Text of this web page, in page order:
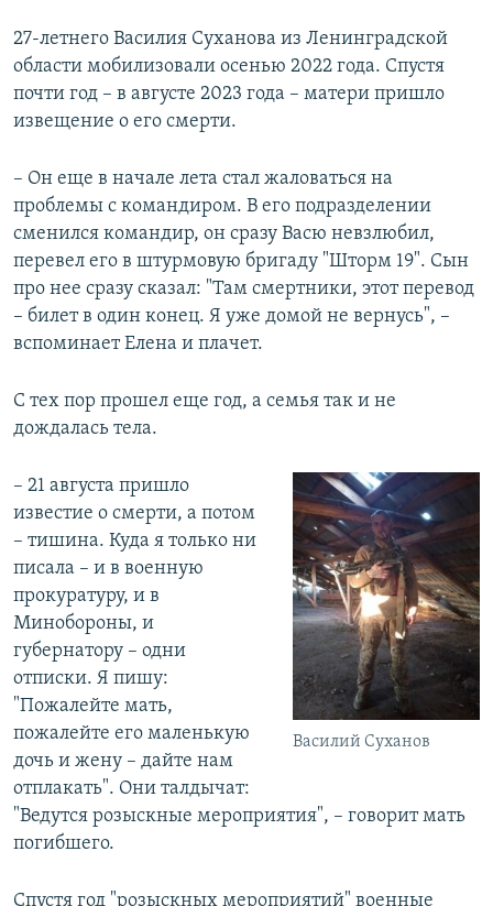
27-летнего Василия Суханова из Ленинградской
области мобилизовали осенью 2022 года. Спустя
почти год – в августе 2023 года – матери пришло
извещение о его смерти.
– Он еще в начале лета стал жаловаться на
проблемы с командиром. В его подразделении
сменился командир, он сразу Васю невзлюбил,
перевел его в штурмовую бригаду "Шторм 19". Сын
про нее сразу сказал: "Там смертники, этот перевод
– билет в один конец. Я уже домой не вернусь", –
вспоминает Елена и плачет.
С тех пор прошел еще год, а семья так и не
дождалась тела.
Василий Суханов
– 21 августа пришло
известие о смерти, а потом
– тишина. Куда я только ни
писала – и в военную
прокуратуру, и в
Минобороны, и
губернатору – одни
отписки. Я пишу:
"Пожалейте мать,
пожалейте его маленькую
дочь и жену – дайте нам
отплакать". Они талдычат:
"Ведутся розыскные мероприятия", – говорит мать
погибшего.
Спустя год "розыскных мероприятий" военные